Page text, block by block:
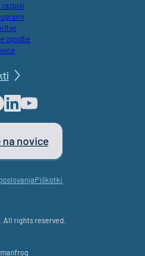
razpisi
zgodbe
LinkedIn
Youtube
na novice
All rights reserved.
Piškotki